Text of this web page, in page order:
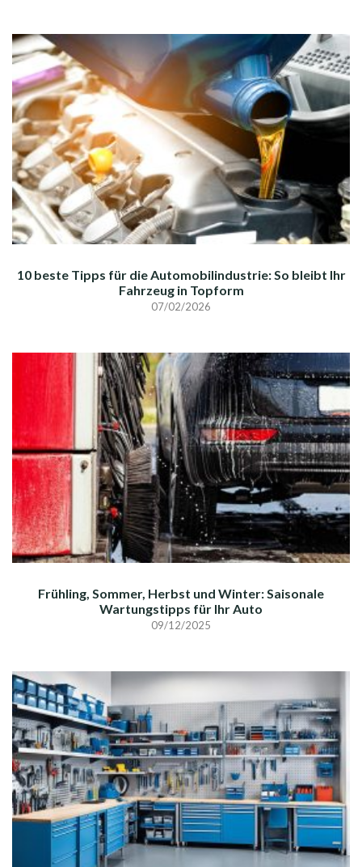
10 beste Tipps für die Automobilindustrie: So bleibt Ihr
Fahrzeug in Topform
07/02/2026
Frühling, Sommer, Herbst und Winter: Saisonale
Wartungstipps für Ihr Auto
09/12/2025